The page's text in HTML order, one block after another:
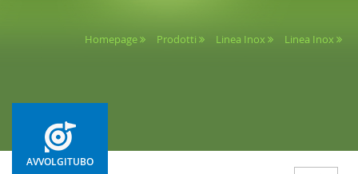
Homepage Prodotti Linea Inox Linea Inox
AVVOLGITUBO